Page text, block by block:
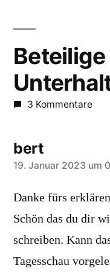
3 Kommentare
bert
sagt:
19. Januar 2023 um
Danke fürs
Schön das du dir
schreiben. Kann
Tagesschau